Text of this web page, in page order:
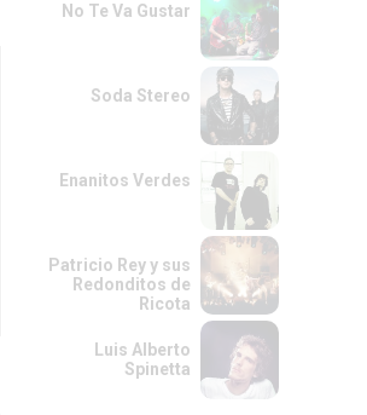
No Te Va Gustar
Soda Stereo
Enanitos Verdes
Patricio Rey y sus
Redonditos de
Ricota
Luis Alberto
Spinetta